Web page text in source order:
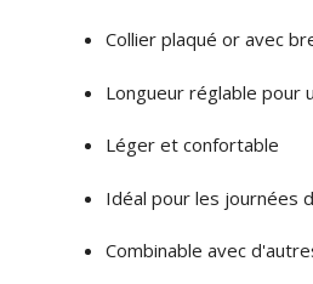
Collier plaqué or avec
Longueur réglable pour
Léger et confortable
Idéal pour les journées
Combinable avec